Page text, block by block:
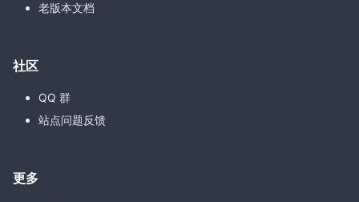
老版本文档
社区
QQ 群
站点问题反馈
更多